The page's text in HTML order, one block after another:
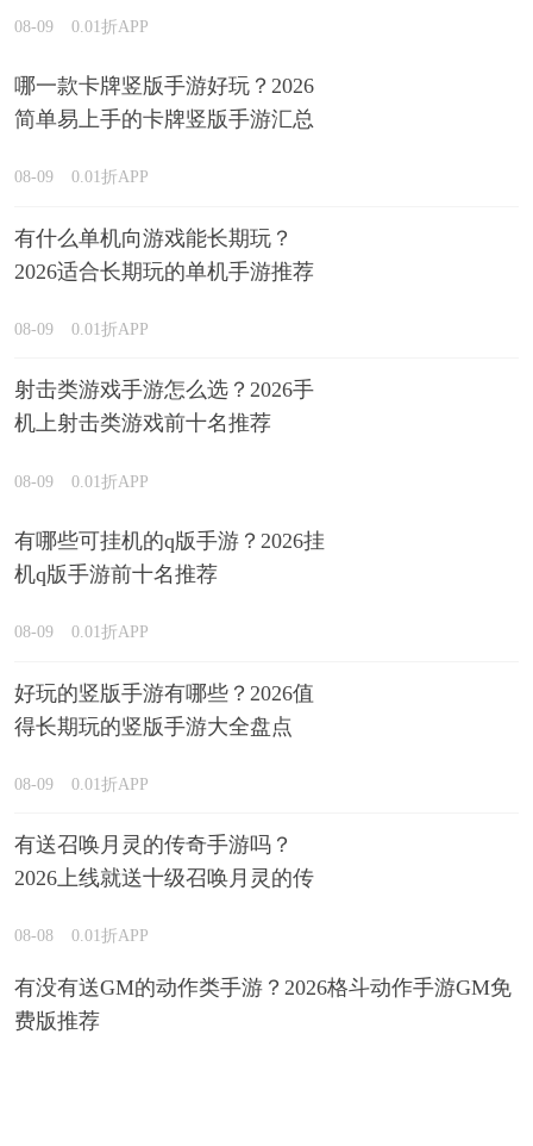
08-09 0.01折APP
哪一款卡牌竖版手游好玩？2026
简单易上手的卡牌竖版手游汇总
08-09 0.01折APP
有什么单机向游戏能长期玩？
2026适合长期玩的单机手游推荐
08-09 0.01折APP
射击类游戏手游怎么选？2026手
机上射击类游戏前十名推荐
08-09 0.01折APP
有哪些可挂机的q版手游？2026挂
机q版手游前十名推荐
08-09 0.01折APP
好玩的竖版手游有哪些？2026值
得长期玩的竖版手游大全盘点
08-09 0.01折APP
有送召唤月灵的传奇手游吗？
2026上线就送十级召唤月灵的传
08-08 0.01折APP
有没有送GM的动作类手游？2026格斗动作手游GM免
费版推荐